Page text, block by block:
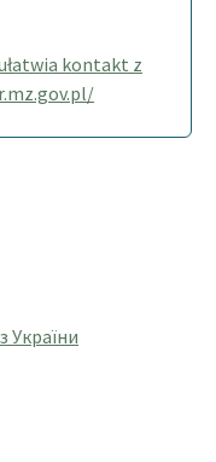
kontakt z
України